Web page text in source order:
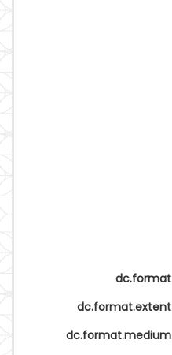
dc.format
dc.format.extent
dc.format.medium